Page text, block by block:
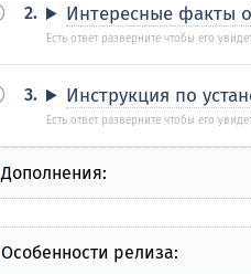
Интересные факты
Инструкция по
Дополнения:
Особенности релиза: